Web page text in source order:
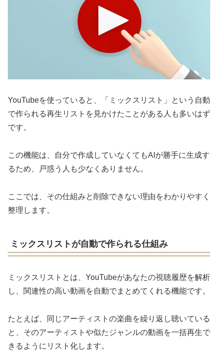
YouTubeを使っていると、「ミックスリスト」という自動
で作られる再生リストを見かけたことがある人も多いはず
です。
この機能は、自分で作成していなくてもAIが勝手に生成す
るため、戸惑う人も少なくありません。
ここでは、その仕組みと削除できない理由をわかりやすく
整理します。
ミックスリストが自動で作られる仕組み
ミックスリストとは、YouTubeがあなたの視聴履歴を解析
し、関連性の高い動画を自動でまとめてくれる機能です。
たとえば、同じアーティストの楽曲を繰り返し聴いている
と、そのアーティストや似たジャンルの動画を一括再生で
きるようにリスト化します。